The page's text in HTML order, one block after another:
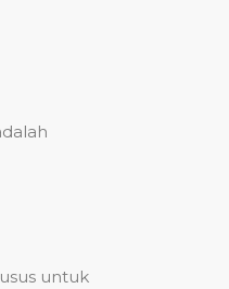
untuk